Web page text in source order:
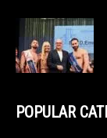
POPULAR